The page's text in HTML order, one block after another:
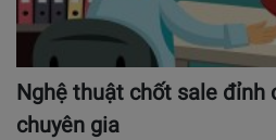
Nghệ thuật chốt sale đỉnh
chuyên gia